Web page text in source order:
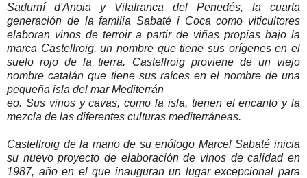
Sadurní d'Anoia y Vilafranca del Penedés, la cuarta
generación de la familia Sabaté i Coca como viticultores
elaboran vinos de terroir a partir de viñas propias bajo la
marca Castellroig, un nombre que tiene sus orígenes en el
suelo rojo de la tierra. Castellroig proviene de un viejo
nombre catalán que tiene sus raíces en el nombre de una
pequeña isla del mar Mediterrán
eo. Sus vinos y cavas, como la isla, tienen el encanto y la
mezcla de las diferentes culturas mediterráneas.
Castellroig de la mano de su enólogo Marcel Sabaté inicia
su nuevo proyecto de elaboración de vinos de calidad en
1987, año en el que inauguran un lugar excepcional para